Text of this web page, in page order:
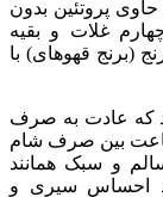
پروتئین بدون
غلات و بقیه
(برنج قهوه‏ای) با
که عادت به صرف
قبل از خوابیدن دارید بهتر است 4 ساعت بین صرف شام
و سبک همانند
احساس سیری و